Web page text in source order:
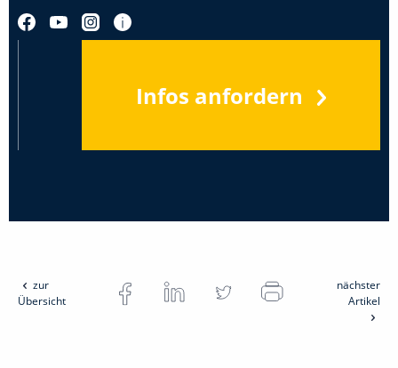
Infos anfordern
zur
Übersicht
nächster
Artikel